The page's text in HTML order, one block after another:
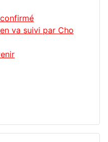
va suivi par Cho